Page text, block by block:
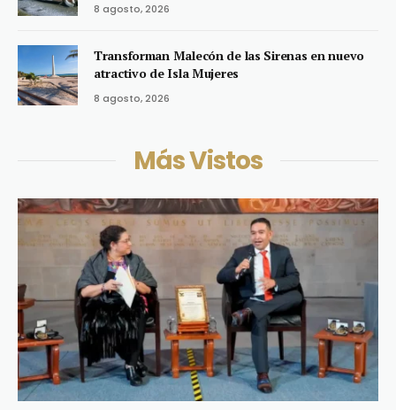
8 agosto, 2026
Transforman Malecón de las Sirenas en nuevo
atractivo de Isla Mujeres
8 agosto, 2026
Más Vistos